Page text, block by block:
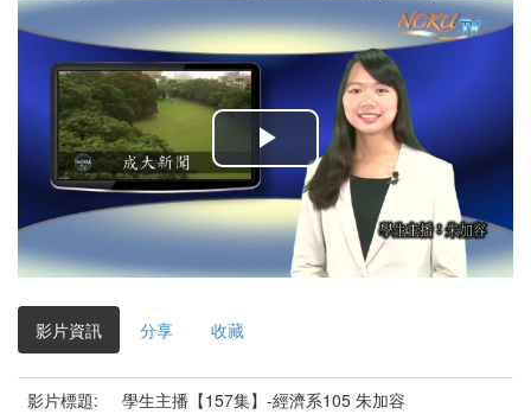
播
放
影
影片資訊 分享 收藏
影片標題:
學生主播【157集】-經濟系105 朱加容